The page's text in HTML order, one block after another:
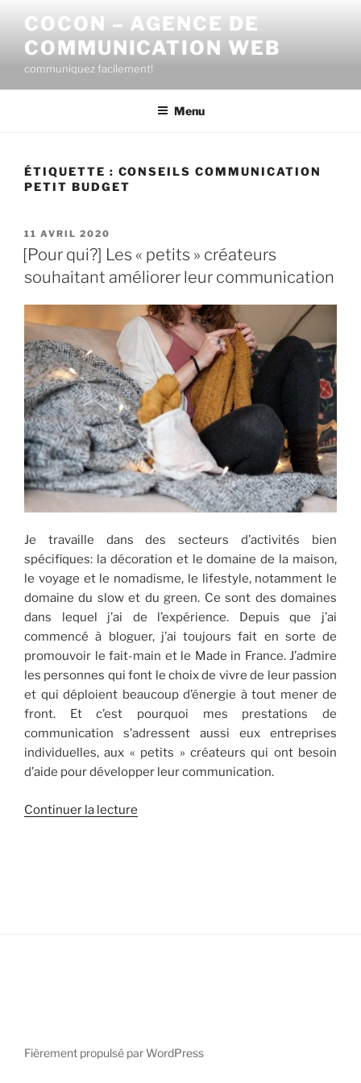
contenu
principal
COCON – AGENCE DE
COMMUNICATION WEB
communiquez facilement!
Menu
ÉTIQUETTE : CONSEILS COMMUNICATION
PETIT BUDGET
PUBLIÉ
LE
11 AVRIL 2020
[Pour qui?] Les « petits » créateurs
souhaitant améliorer leur communication
Je travaille dans des secteurs d’activités bien
spécifiques: la décoration et le domaine de la maison,
le voyage et le nomadisme, le lifestyle, notamment le
domaine du slow et du green. Ce sont des domaines
dans lequel j’ai de l’expérience. Depuis que j’ai
commencé à bloguer, j’ai toujours fait en sorte de
promouvoir le fait-main et le Made in France. J’admire
les personnes qui font le choix de vivre de leur passion
et qui déploient beaucoup d’énergie à tout mener de
front. Et c’est pourquoi mes prestations de
communication s’adressent aussi eux entreprises
individuelles, aux « petits » créateurs qui ont besoin
d’aide pour développer leur communication.
Continuer la lecture
Fièrement propulsé par WordPress